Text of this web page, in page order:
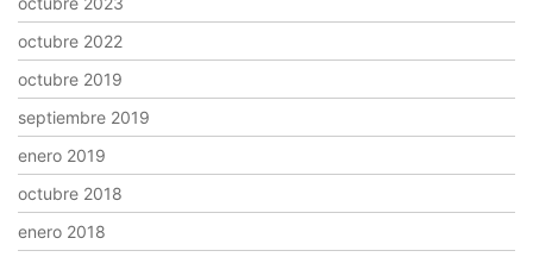
octubre 2022
octubre 2019
septiembre 2019
enero 2019
octubre 2018
enero 2018